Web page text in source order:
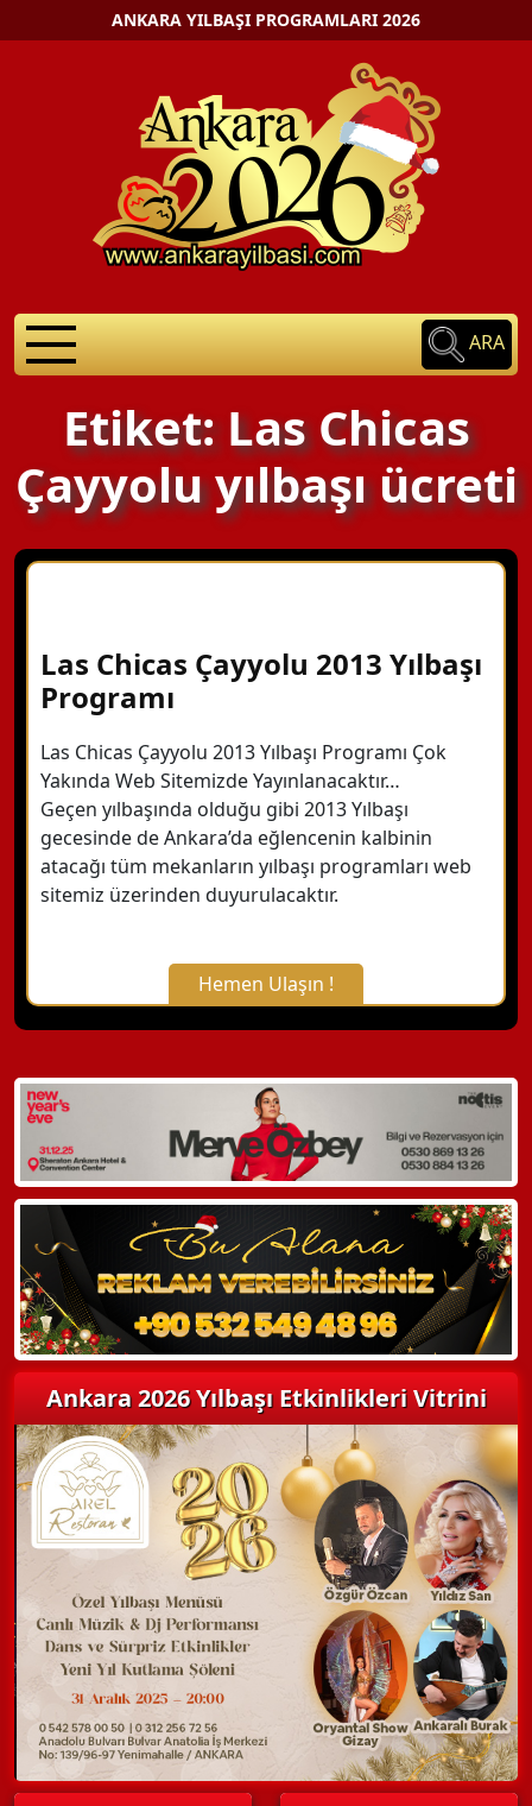
ANKARA YILBAŞI PROGRAMLARI 2026
ARA
Etiket: Las Chicas
Çayyolu yılbaşı ücreti
Las Chicas Çayyolu 2013 Yılbaşı
Programı
Las Chicas Çayyolu 2013 Yılbaşı Programı Çok
Yakında Web Sitemizde Yayınlanacaktır…
Geçen yılbaşında olduğu gibi 2013 Yılbaşı
gecesinde de Ankara’da eğlencenin kalbinin
atacağı tüm mekanların yılbaşı programları web
sitemiz üzerinden duyurulacaktır.
Hemen Ulaşın !
X Kapat
WhatsApp ile Bilgi Alın
Hemen Arayın
Detaylı Bilgi Alın
Ankara 2026 Yılbaşı Etkinlikleri Vitrini